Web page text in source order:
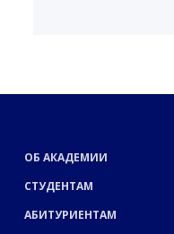
ОБ АКАДЕМИИ
СТУДЕНТАМ
АБИТУРИЕНТАМ